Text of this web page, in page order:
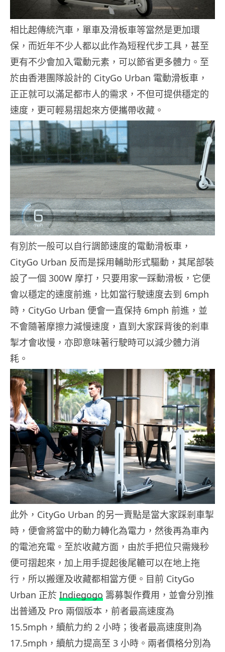
相比起傳統汽車，單車及滑板車等當然是更加環
保，而近年不少人都以此作為短程代步工具，甚至
更有不少會加入電動元素，可以節省更多體力。至
於由香港團隊設計的 CityGo Urban 電動滑板車，
正正就可以滿足都市人的需求，不但可提供穩定的
速度，更可輕易摺起來方便攜帶收藏。
有別於一般可以自行調節速度的電動滑板車，
CityGo Urban 反而是採用輔助形式驅動，其尾部裝
設了一個 300W 摩打，只要用家一踩動滑板，它便
會以穩定的速度前進，比如當行駛速度去到 6mph
時，CityGo Urban 便會一直保持 6mph 前進，並
不會隨著摩擦力減慢速度，直到大家踩背後的剎車
掣才會收慢，亦即意味著行駛時可以減少體力消
耗。
此外，CityGo Urban 的另一賣點是當大家踩剎車掣
時，便會將當中的動力轉化為電力，然後再為車內
的電池充電。至於收藏方面，由於手把位只需幾秒
便可摺起來，加上用手提起後尾轆可以在地上拖
行，所以搬運及收藏都相當方便。目前 CityGo
Urban 正於 Indiegogo 籌募製作費用，並會分別推
出普通及 Pro 兩個版本，前者最高速度為
15.5mph，續航力約 2 小時；後者最高速度則為
17.5mph，續航力提高至 3 小時。兩者價格分別為